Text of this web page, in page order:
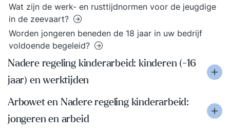
Wat zijn de werk- en rusttijdnormen voor de jeugdige
in de zeevaart?
Worden jongeren beneden de 18 jaar in uw bedrijf
voldoende begeleid?
Nadere regeling kinderarbeid: kinderen (-16
jaar) en werktijden
Arbowet en Nadere regeling kinderarbeid:
jongeren en arbeid